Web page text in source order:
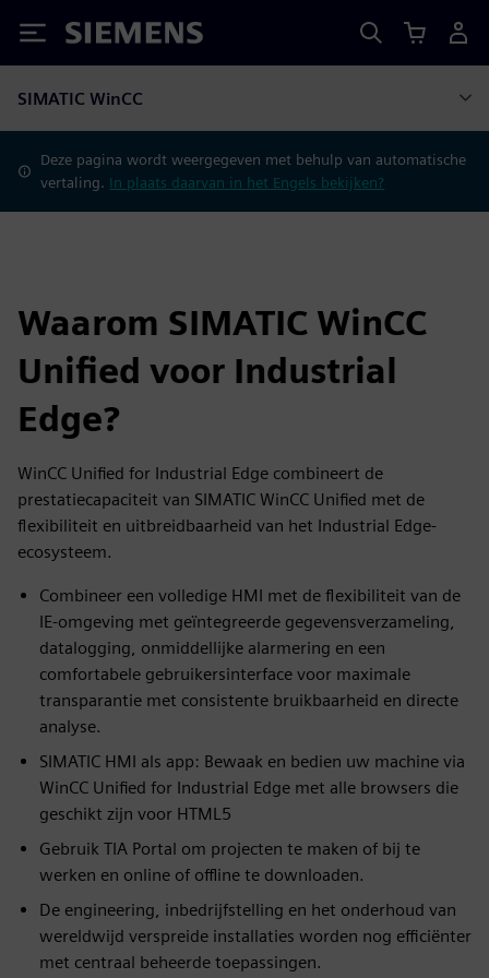
Siemens
SIMATIC WinCC
Deze pagina wordt weergegeven met behulp van automatische
vertaling. In plaats daarvan in het Engels bekijken?
Waarom SIMATIC WinCC
Unified voor Industrial
Edge?
WinCC Unified for Industrial Edge combineert de
prestatiecapaciteit van SIMATIC WinCC Unified met de
flexibiliteit en uitbreidbaarheid van het Industrial Edge-
ecosysteem.
Combineer een volledige HMI met de flexibiliteit van de
IE-omgeving met geïntegreerde gegevensverzameling,
datalogging, onmiddellijke alarmering en een
comfortabele gebruikersinterface voor maximale
transparantie met consistente bruikbaarheid en directe
analyse.
SIMATIC HMI als app: Bewaak en bedien uw machine via
WinCC Unified for Industrial Edge met alle browsers die
geschikt zijn voor HTML5
Gebruik TIA Portal om projecten te maken of bij te
werken en online of offline te downloaden.
De engineering, inbedrijfstelling en het onderhoud van
wereldwijd verspreide installaties worden nog efficiënter
met centraal beheerde toepassingen.